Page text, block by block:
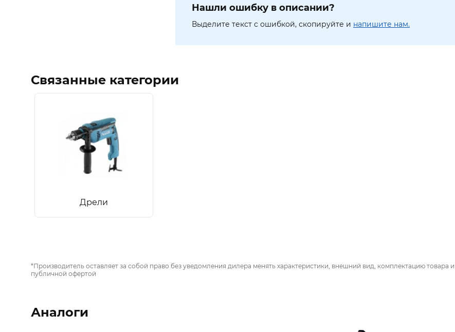
Нашли ошибку в описании?
Выделите текст с ошибкой, скопируйте и напишите нам.
Связанные категории
Дрели
*Производитель оставляет за собой право без уведомления дилера менять характеристики, внешний вид, комплектацию товара
публичной офертой
Аналоги